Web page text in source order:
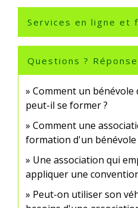
Services en ligne et
Questions ?
Comment un bénévole
peut-il se former ?
Comment une
formation d'un bénévole
Une association qui
appliquer une
Peut-on utiliser son